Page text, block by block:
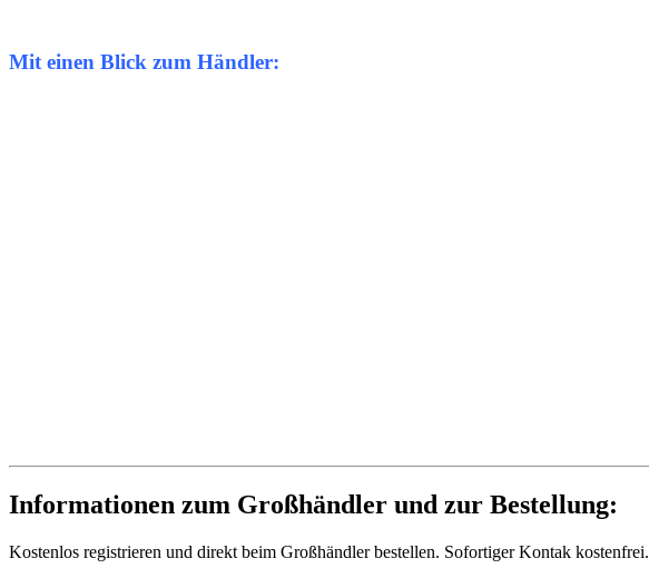
Mit einen Blick zum Händler:
Informationen zum Großhändler und zur Bestellung:
Kostenlos registrieren und direkt beim Großhändler bestellen. Sofortiger Kontak kostenfrei.